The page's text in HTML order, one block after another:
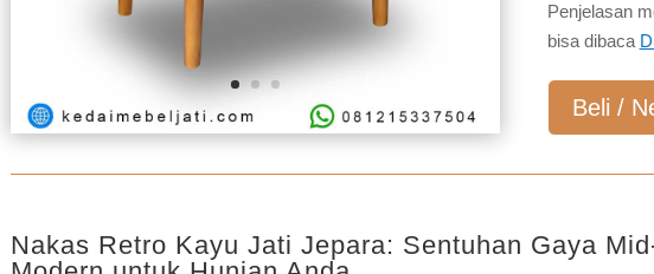
Penjelasan
bisa dibaca
Beli /
Nakas Retro Kayu Jati Jepara: Sentuhan Gaya